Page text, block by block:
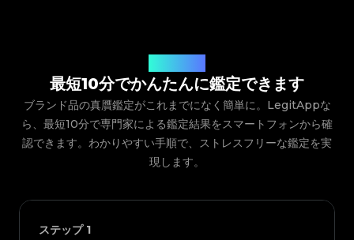
最短10分でかんたんに鑑定できます
ブランド品の真贋鑑定がこれまでになく簡単に。LegitAppな
ら、最短10分で専門家による鑑定結果をスマートフォンから確
認できます。わかりやすい手順で、ストレスフリーな鑑定を実
現します。
ステップ 1